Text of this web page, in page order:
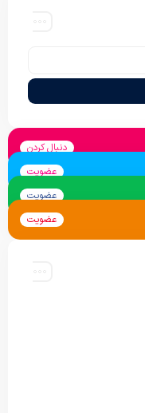
دنبال کردن
عضویت
عضویت
عضویت